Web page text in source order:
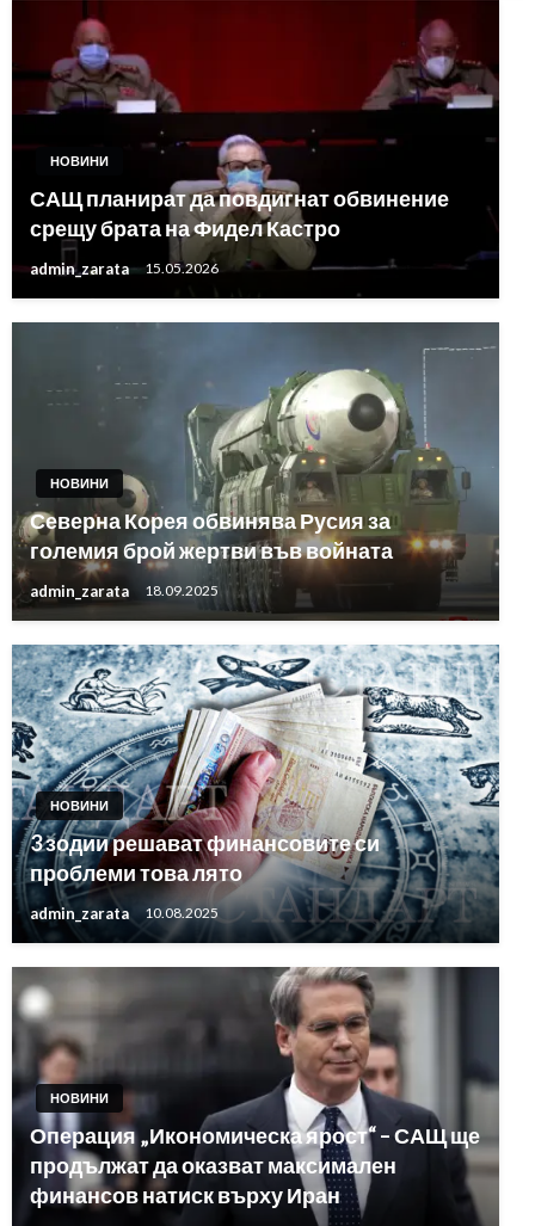
НОВИНИ
САЩ планират да повдигнат обвинение
срещу брата на Фидел Кастро
admin_zarata 15.05.2026
НОВИНИ
Северна Корея обвинява Русия за
големия брой жертви във войната
admin_zarata 18.09.2025
НОВИНИ
3 зодии решават финансовите си
проблеми това лято
admin_zarata 10.08.2025
НОВИНИ
Операция „Икономическа ярост“ – САЩ ще
продължат да оказват максимален
финансов натиск върху Иран